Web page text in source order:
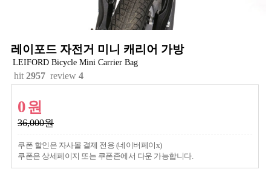
레이포드 자전거 미니 캐리어 가방
LEIFORD Bicycle Mini Carrier Bag
hit 2957 review 4
0원
36,000원
쿠폰 할인은 자사몰 결제 전용 (네이버페이x)
쿠폰은 상세페이지 또는 쿠폰존에서 다운 가능합니다.